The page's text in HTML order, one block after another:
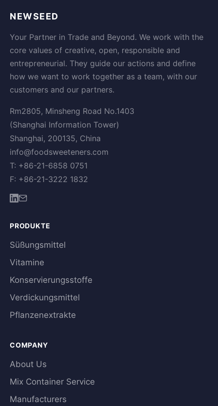
NEWSEED
Your Partner in Trade and Beyond. We work with the
core values of creative, open, responsible and
entrepreneurial. They guide our actions and define
how we want to work together as a team, with our
customers and our partners.
Rm2805, Minsheng Road No.1403
(Shanghai Information Tower)
Shanghai, 200135, China
info@foodsweeteners.com
T: +86-21-6858 0751
F: +86-21-3222 1832
PRODUKTE
Süßungsmittel
Vitamine
Konservierungsstoffe
Verdickungsmittel
Pflanzenextrakte
COMPANY
About Us
Mix Container Service
Manufacturers